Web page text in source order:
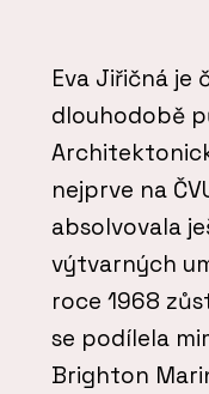
Eva Jiřičná je
dlouhodobě
nejprve na
absolvovala
výtvarných
roce 1968
se podílela
Brighton